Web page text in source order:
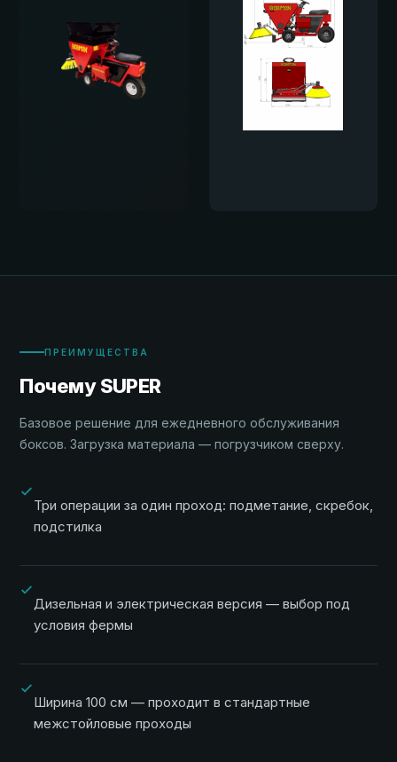
ПРЕИМУЩЕСТВА
Почему SUPER
Базовое решение для ежедневного обслуживания
боксов. Загрузка материала — погрузчиком сверху.
Три операции за один проход: подметание, скребок,
подстилка
Дизельная и электрическая версия — выбор под
условия фермы
Ширина 100 см — проходит в стандартные
межстойловые проходы